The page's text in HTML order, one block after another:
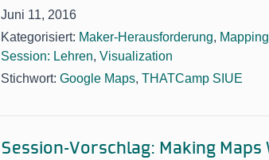
Juni 11, 2016
Kategorisiert: Maker-Herausforderung, Mapping
Session: Lehren, Visualization
Stichwort: Google Maps, THATCamp SIUE
Session-Vorschlag: Making